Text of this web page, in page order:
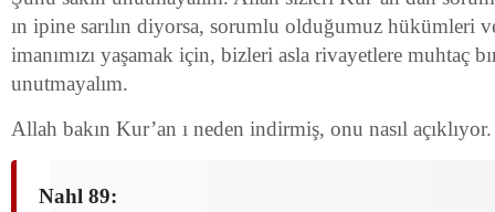
ın ipine sarılın diyorsa, sorumlu olduğumuz hükümleri
imanımızı yaşamak için, bizleri asla rivayetlere muhtaç
unutmayalım.
Allah bakın Kur’an ı neden indirmiş, onu nasıl açıklıyor.
Nahl 89: